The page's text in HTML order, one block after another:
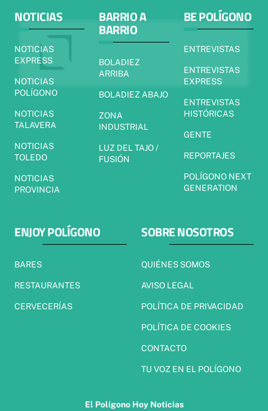
NOTICIAS
NOTICIAS
EXPRESS
NOTICIAS
POLÍGONO
NOTICIAS
TALAVERA
NOTICIAS
TOLEDO
NOTICIAS
PROVINCIA
BARRIO A
BARRIO
BOLADIEZ
ARRIBA
BOLADIEZ ABAJO
ZONA
INDUSTRIAL
LUZ DEL TAJO /
FUSIÓN
BE POLÍGONO
ENTREVISTAS
ENTREVISTAS
EXPRESS
ENTREVISTAS
HISTÓRICAS
GENTE
REPORTAJES
POLÍGONO NEXT
GENERATION
ENJOY POLÍGONO
BARES
RESTAURANTES
CERVECERÍAS
SOBRE NOSOTROS
QUIÉNES SOMOS
AVISO LEGAL
POLÍTICA DE PRIVACIDAD
POLÍTICA DE COOKIES
CONTACTO
TU VOZ EN EL POLÍGONO
El Polígono Hoy Noticias